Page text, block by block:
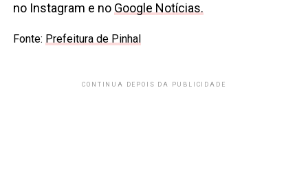
no Instagram e no Google Notícias.
Fonte: Prefeitura de Pinhal
CONTINUA DEPOIS DA PUBLICIDADE